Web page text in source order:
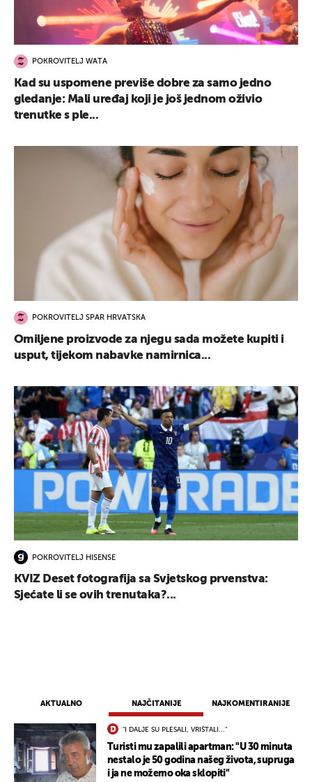
AKTUALNO NAJČITANIJE NAJKOMENTIRANIJE
"I DALJE SU PLESALI, VRIŠTALI..."
Turisti mu zapalili apartman: "U 30 minuta
nestalo je 50 godina našeg života, supruga
i ja ne možemo oka sklopiti"
POKROVITELJ WATA
Kad su uspomene previše dobre za samo jedno
gledanje: Mali uređaj koji je još jednom oživio
trenutke s ple...
POKROVITELJ SPAR HRVATSKA
Omiljene proizvode za njegu sada možete kupiti i
usput, tijekom nabavke namirnica...
POKROVITELJ HISENSE
KVIZ Deset fotografija sa Svjetskog prvenstva:
Sjećate li se ovih trenutaka?...